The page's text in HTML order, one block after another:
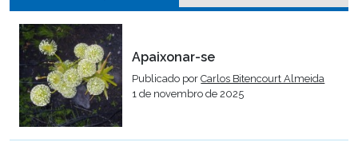
Apaixonar-se
Publicado porCarlos Bitencourt Almeida
1 de novembro de 2025